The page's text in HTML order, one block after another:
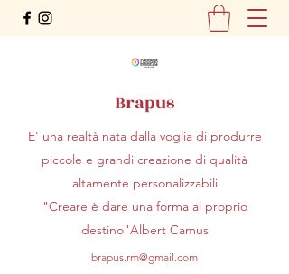
Brapus
E' una realtà nata dalla voglia di produrre
piccole e grandi creazione di qualità
altamente personalizzabili
"Creare è dare una forma al proprio
destino"Albert Camus
brapus.rm@gmail.com